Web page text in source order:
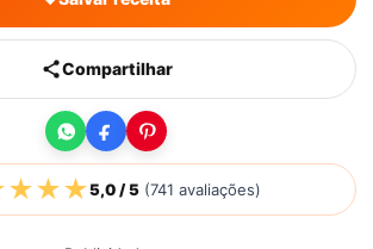
Compartilhar
★★★5,0/ 5(741 avaliações)